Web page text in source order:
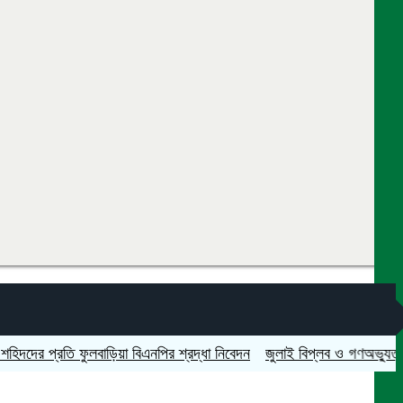
ফুলবাড়িয়া বিএনপির শ্রদ্ধা নিবেদন
জুলাই বিপ্লব ও গণঅভ্যুত্থান দিবস